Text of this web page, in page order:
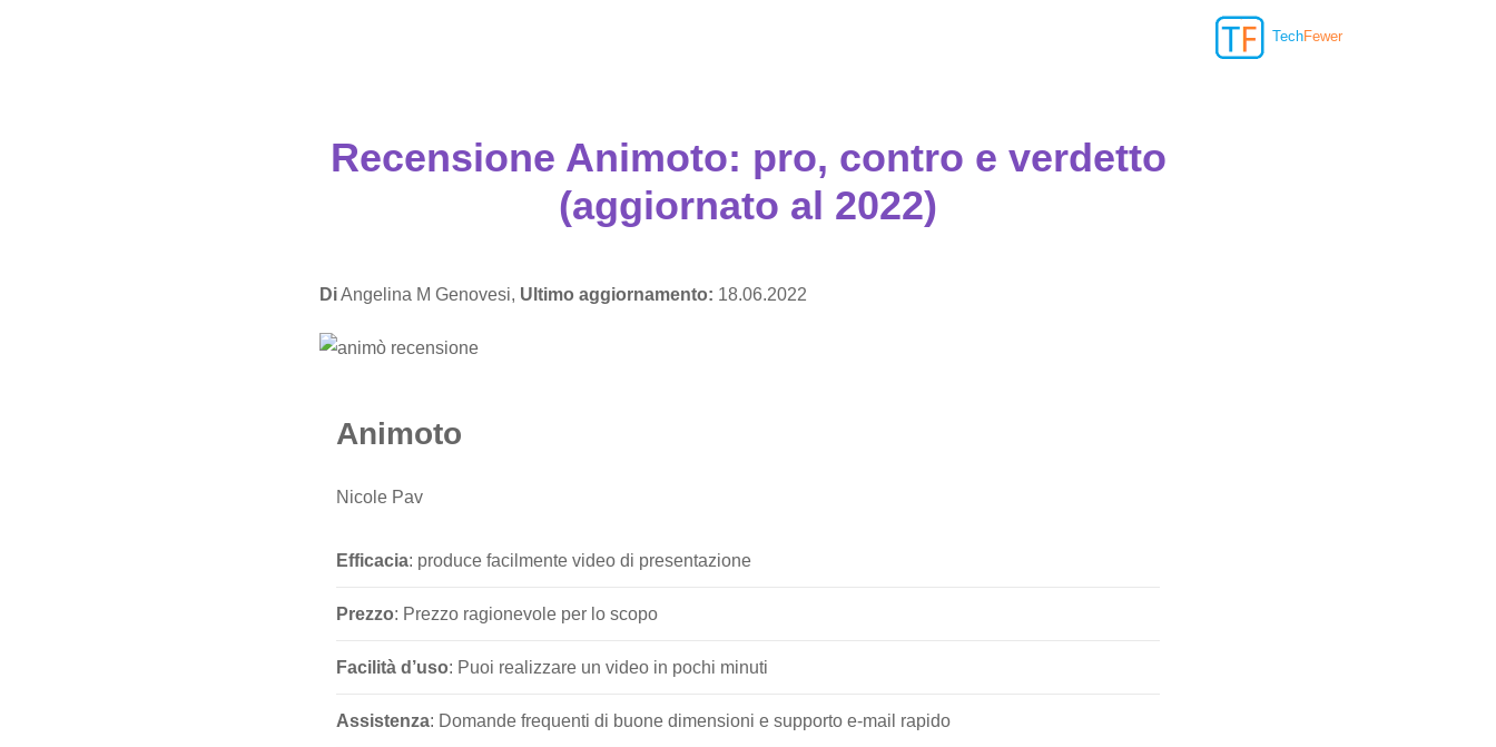
TechFewer
Recensione Animoto: pro, contro e verdetto
(aggiornato al 2022)
DiAngelina M Genovesi, Ultimo aggiornamento: 18.06.2022
Animoto
Nicole Pav
Efficacia: produce facilmente video di presentazione
Prezzo: Prezzo ragionevole per lo scopo
Facilità d’uso: Puoi realizzare un video in pochi minuti
Assistenza: Domande frequenti di buone dimensioni e supporto e-mail rapido